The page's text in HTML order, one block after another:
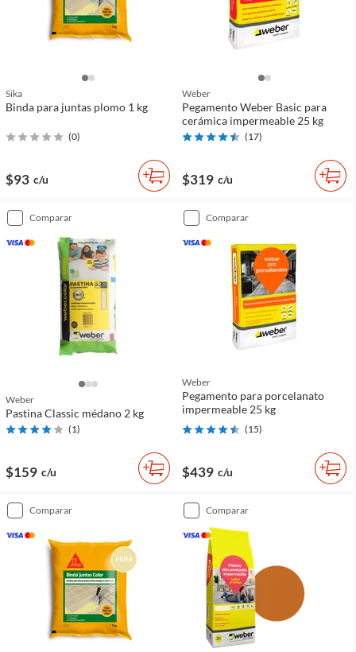
Sika
Binda para juntas plomo 1 kg
(0)
$93 c/u
Weber
Pegamento Weber Basic para
cerámica impermeable 25 kg
(17)
$319 c/u
comparar
Weber
Pastina Classic médano 2 kg
(1)
$159 c/u
comparar
Weber
Pegamento para porcelanato
impermeable 25 kg
(15)
$439 c/u
comparar comparar